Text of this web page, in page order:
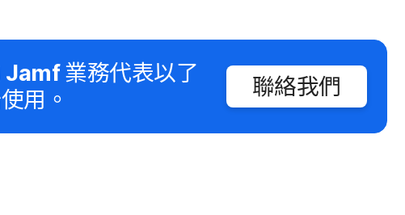
Jamf業務​代表​以​了​
用。
聯絡​我們